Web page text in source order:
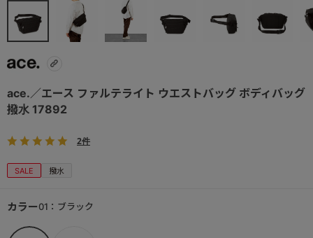
ace.／エース ファルテライト ウエストバッグ ボディバッグ
撥水 17892
2件
SALE 撥水
カラー01：ブラック